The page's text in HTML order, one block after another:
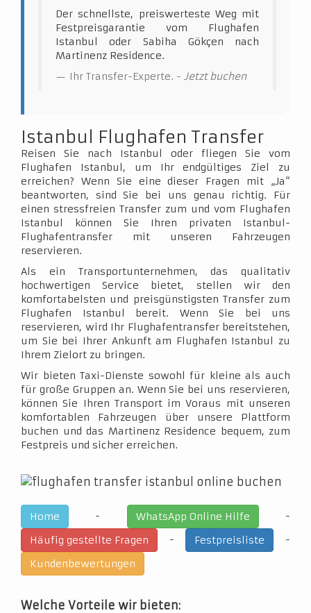
Der schnellste, preiswerteste Weg mit
Festpreisgarantie vom Flughafen
Istanbul oder Sabiha Gökçen nach
Martinenz Residence.
Ihr Transfer-Experte. - Jetzt buchen
Istanbul Flughafen Transfer
Reisen Sie nach Istanbul oder fliegen Sie vom
Flughafen Istanbul, um Ihr endgültiges Ziel zu
erreichen? Wenn Sie eine dieser Fragen mit „Ja“
beantworten, sind Sie bei uns genau richtig. Für
einen stressfreien Transfer zum und vom Flughafen
Istanbul können Sie Ihren privaten Istanbul-
Flughafentransfer mit unseren Fahrzeugen
reservieren.
Als ein Transportunternehmen, das qualitativ
hochwertigen Service bietet, stellen wir den
komfortabelsten und preisgünstigsten Transfer zum
Flughafen Istanbul bereit. Wenn Sie bei uns
reservieren, wird Ihr Flughafentransfer bereitstehen,
um Sie bei Ihrer Ankunft am Flughafen Istanbul zu
Ihrem Zielort zu bringen.
Wir bieten Taxi-Dienste sowohl für kleine als auch
für große Gruppen an. Wenn Sie bei uns reservieren,
können Sie Ihren Transport im Voraus mit unseren
komfortablen Fahrzeugen über unsere Plattform
buchen und das Martinenz Residence bequem, zum
Festpreis und sicher erreichen.
Home - WhatsApp Online Hilfe
-
Häufig gestellte Fragen
- Festpreisliste
-
Kundenbewertungen
Welche Vorteile wir bieten: